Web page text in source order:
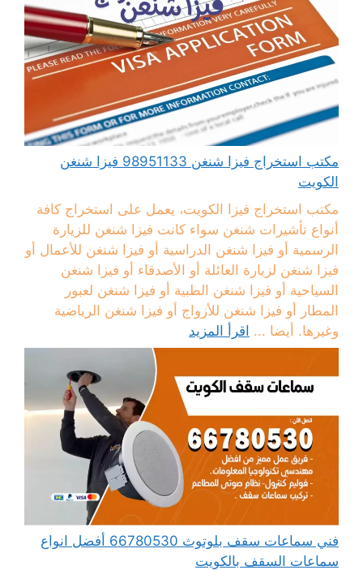
مكتب استخراج فيزا شنغن 98951133 فيزا شنغن
الكويت
مكتب استخراج فيزا الكويت، يعمل على استخراج كافة
أنواع تأشيرات شنغن سواء كانت فيزا شنغن للزيارة
الرسمية أو فيزا شنغن الدراسية أو فيزا شنغن للأعمال أو
فيزا شنغن لزيارة العائلة أو الأصدقاء أو فيزا شنغن
السياحية أو فيزا شنغن الطبية أو فيزا شنغن لعبور
المطار أو فيزا شنغن للأزواج أو فيزا شنغن الرياضية
وغيرها. أيضا ... اقرأ المزيد
فني سماعات سقف بلوتوث 66780530 أفضل انواع
سماعات السقف بالكويت